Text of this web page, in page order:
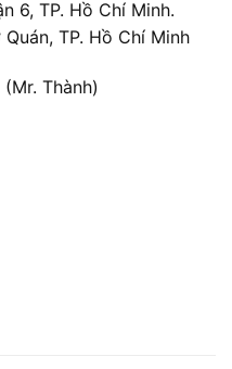
6, TP. Hồ Chí Minh.
TP. Hồ Chí Minh
Thành)